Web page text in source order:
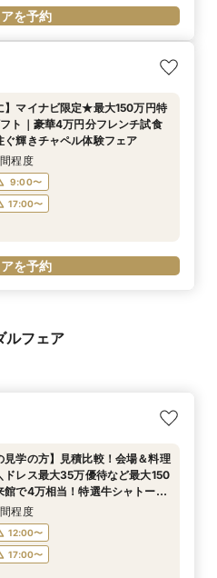
を予約
】マイナビ限定★最大150万円特
ト｜豪華4万円分フレンチ試食
輝きチャペル体験フェア
程度
9:00〜
17:00〜
を予約
ルフェア
見学の方】見積比較！会場＆料理
ドレス最大35万優待など最大150
館で4万相当！特選牛シャトーブ
などコース試食◆じっくり相談
程度
12:00〜
17:00〜